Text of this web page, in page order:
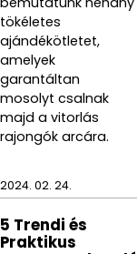
tökéletes
ajándékötletet,
amelyek
garantáltan
mosolyt csalnak
majd a vitorlás
rajongók arcára.
2024. 02. 24.
5 Trendi és
Praktikus